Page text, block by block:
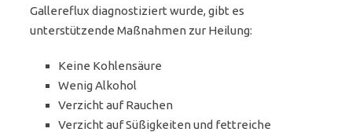
Gallereflux diagnostiziert wurde, gibt es
unterstützende Maßnahmen zur Heilung:
Keine Kohlensäure
Wenig Alkohol
Verzicht auf Rauchen
Verzicht auf Süßigkeiten und fettreiche